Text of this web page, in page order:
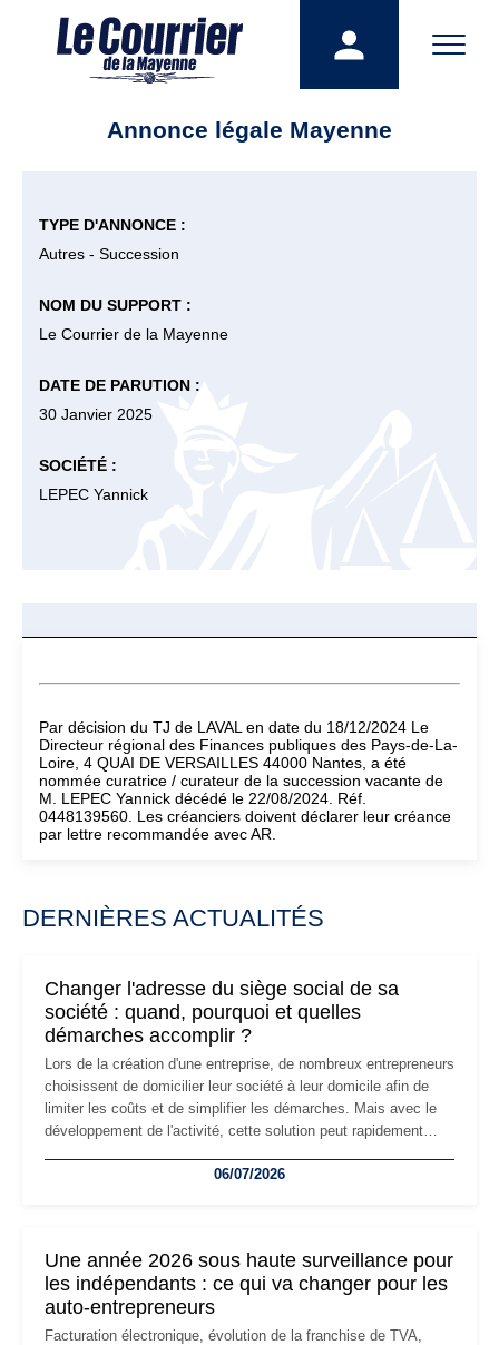
Annonce légale Mayenne
TYPE D'ANNONCE :
Autres - Succession
NOM DU SUPPORT :
Le Courrier de la Mayenne
DATE DE PARUTION :
30 Janvier 2025
SOCIÉTÉ :
LEPEC Yannick
Par décision du TJ de LAVAL en date du 18/12/2024 Le
Directeur régional des Finances publiques des Pays-de-La-
Loire, 4 QUAI DE VERSAILLES 44000 Nantes, a été
nommée curatrice / curateur de la succession vacante de
M. LEPEC Yannick décédé le 22/08/2024. Réf.
0448139560. Les créanciers doivent déclarer leur créance
par lettre recommandée avec AR.
DERNIÈRES ACTUALITÉS
Changer l'adresse du siège social de sa
société : quand, pourquoi et quelles
démarches accomplir ?
Lors de la création d'une entreprise, de nombreux entrepreneurs
choisissent de domicilier leur société à leur domicile afin de
limiter les coûts et de simplifier les démarches. Mais avec le
développement de l'activité, cette solution peut rapidement
professionnels, recrutement, image de marque… Le
06/07/2026
Une année 2026 sous haute surveillance pour
les indépendants : ce qui va changer pour les
auto-entrepreneurs
Facturation électronique, évolution de la franchise de TVA,